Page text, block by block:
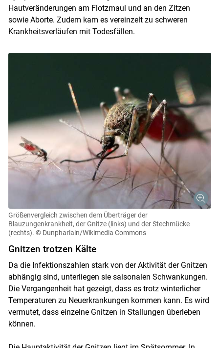
Skip to main content
Hautveränderungen am Flotzmaul und an den Zitzen
sowie Aborte. Zudem kam es vereinzelt zu schweren
Krankheitsverläufen mit Todesfällen.
Größenvergleich zwischen dem Überträger der
Blauzungenkrankheit, der Gnitze (links) und der Stechmücke
(rechts). © Dunpharlain/Wikimedia Commons
Gnitzen trotzen Kälte
Da die Infektionszahlen stark von der Aktivität der Gnitzen
abhängig sind, unterliegen sie saisonalen Schwankungen.
Die Vergangenheit hat gezeigt, dass es trotz winterlicher
Temperaturen zu Neuerkrankungen kommen kann. Es wird
vermutet, dass einzelne Gnitzen in Stallungen überleben
können.